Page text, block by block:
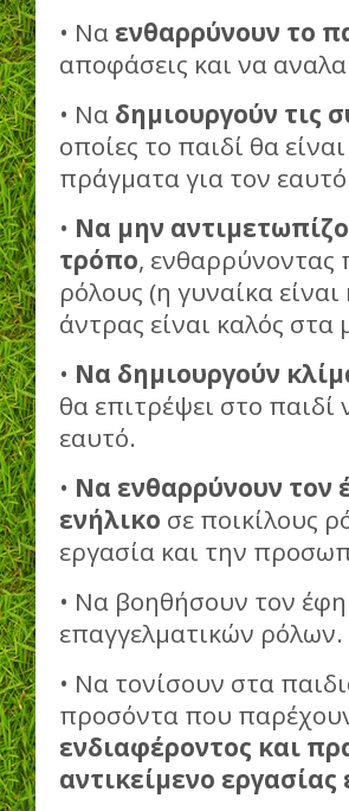
• Να ενθαρρύνουν το
αποφάσεις και να
• Να δημιουργούν τις
οποίες το παιδί θα
πράγματα για τον
• Να μην
τρόπο, ενθαρρύνοντας
ρόλους (η γυναίκα
άντρας είναι καλός
• Να δημιουργούν
θα επιτρέψει στο
εαυτό.
• Να ενθαρρύνουν τον
ενήλικο σε ποικίλους
εργασία και την
• Να βοηθήσουν τον
επαγγελματικών ρόλων.
• Να τονίσουν στα
προσόντα που
ενδιαφέροντος και
αντικείμενο